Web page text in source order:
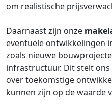
om realistische
Daarnaast zijn onze
eventuele ontwikkelingen
zoals nieuwe
infrastructuur. Dit stelt
over toekomstige
kunnen zijn op de waarde